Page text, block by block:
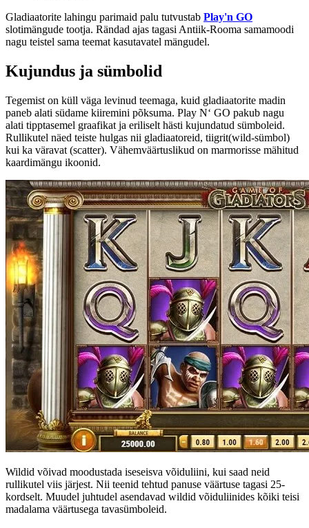
Gladiaatorite lahingu parimaid palu tutvustab Play'n GO
slotimängude tootja. Rändad ajas tagasi Antiik-Rooma samamoodi
nagu teistel sama teemat kasutavatel mängudel.
Kujundus ja sümbolid
Tegemist on küll väga levinud teemaga, kuid gladiaatorite madin
paneb alati südame kiiremini põksuma. Play N‘ GO pakub nagu
alati tipptasemel graafikat ja eriliselt hästi kujundatud sümboleid.
Rullikutel näed teiste hulgas nii gladiaatoreid, tiigrit(wild-sümbol)
kui ka väravat (scatter). Vähemväärtuslikud on marmorisse mähitud
kaardimängu ikoonid.
Wildid võivad moodustada iseseisva võiduliini, kui saad neid
rullikutel viis järjest. Nii teenid tehtud panuse väärtuse tagasi 25-
kordselt. Muudel juhtudel asendavad wildid võiduliinides kõiki teisi
madalama väärtusega tavasümboleid.